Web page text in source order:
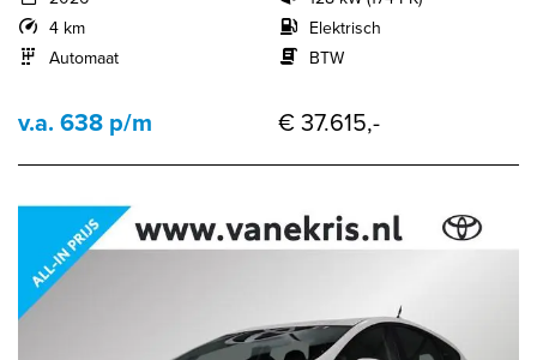
4 km
Automaat
Elektrisch
BTW
v.a. 638 p/m € 37.615,-